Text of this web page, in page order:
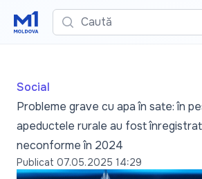
Caută
Social
Probleme grave cu apa în sate: în
apeductele rurale au fost
neconforme în 2024
Publicat 07.05.2025 14:29